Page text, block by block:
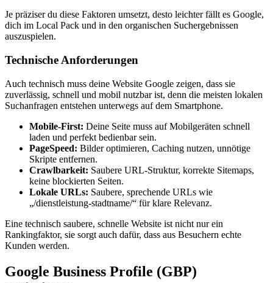
Je präziser du diese Faktoren umsetzt, desto leichter fällt es Google,
dich im Local Pack und in den organischen Suchergebnissen
auszuspielen.
Technische Anforderungen
Auch technisch muss deine Website Google zeigen, dass sie
zuverlässig, schnell und mobil nutzbar ist, denn die meisten lokalen
Suchanfragen entstehen unterwegs auf dem Smartphone.
Mobile-First: Deine Seite muss auf Mobilgeräten schnell
laden und perfekt bedienbar sein.
PageSpeed: Bilder optimieren, Caching nutzen, unnötige
Skripte entfernen.
Crawlbarkeit: Saubere URL-Struktur, korrekte Sitemaps,
keine blockierten Seiten.
Lokale URLs: Saubere, sprechende URLs wie
„/dienstleistung-stadtname/“ für klare Relevanz.
Eine technisch saubere, schnelle Website ist nicht nur ein
Rankingfaktor, sie sorgt auch dafür, dass aus Besuchern echte
Kunden werden.
Google Business Profile (GBP)